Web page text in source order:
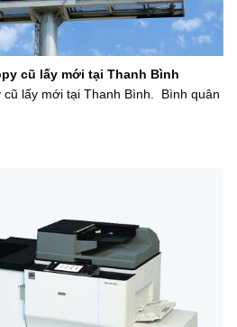
cũ lấy mới tại Thanh Bình
cũ lấy mới tại Thanh Bình. Bình quân